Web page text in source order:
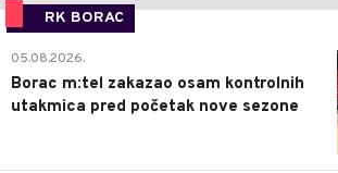
RK BORAC
05.08.2026.
Borac m:tel zakazao osam kontrolnih
utakmica pred početak nove sezone